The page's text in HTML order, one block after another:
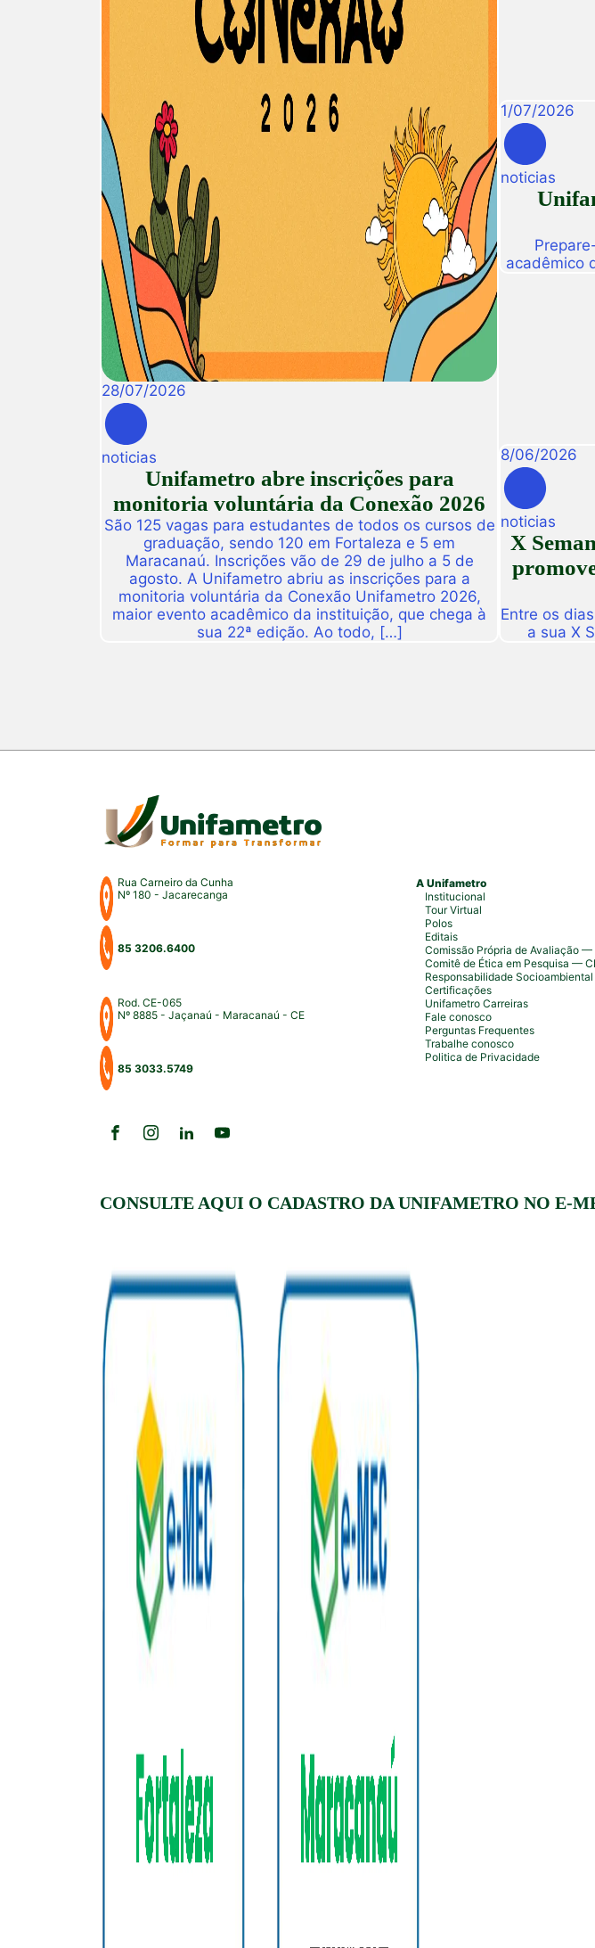
28/07/2026
noticias
Unifametro abre inscrições para
monitoria voluntária da Conexão 2026
São 125 vagas para estudantes de todos os cursos de
graduação, sendo 120 em Fortaleza e 5 em
Maracanaú. Inscrições vão de 29 de julho a 5 de
agosto. A Unifametro abriu as inscrições para a
monitoria voluntária da Conexão Unifametro 2026,
maior evento acadêmico da instituição, que chega à
sua 22ª edição. Ao todo, […]
1/07/2026
noticias
acadêmico
8/06/2026
noticias
X
Entre os
a sua X
Rua Carneiro da Cunha
Nº 180 - Jacarecanga
85 3206.6400
Rod. CE-065
Nº 8885 - Jaçanaú - Maracanaú - CE
85 3033.5749
A Unifametro
Institucional
Tour Virtual
Polos
Editais
Comissão Própria de Avaliação —
Comitê de Ética em Pesquisa —
Responsabilidade Socioambiental
Certificações
Unifametro Carreiras
Fale conosco
Perguntas Frequentes
Trabalhe conosco
Politica de Privacidade
CONSULTE AQUI O CADASTRO DA UNIFAMETRO NO E-